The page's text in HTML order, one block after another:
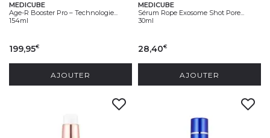
MEDICUBE
Age-R Booster Pro – Technologie...
154ml
199,95€
AJOUTER
MEDICUBE
Sérum Rope Exosome Shot Pore...
30ml
28,40€
AJOUTER